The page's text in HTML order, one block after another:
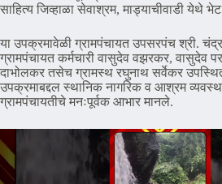
साहित्य जिव्हाळा सेवाश्रम, माड्याचीवाडी येथे
या उपक्रमावेळी ग्रामपंचायत उपसरपंच श्री.
ग्रामपंचायत कर्मचारी वासुदेव वझरकर, वासुदेव
दाभोलकर तसेच ग्रामस्थ रघुनाथ सर्वेकर
उपक्रमाबद्दल स्थानिक नागरिक व आश्रम
ग्रामपंचायतीचे मनःपूर्वक आभार मानले.